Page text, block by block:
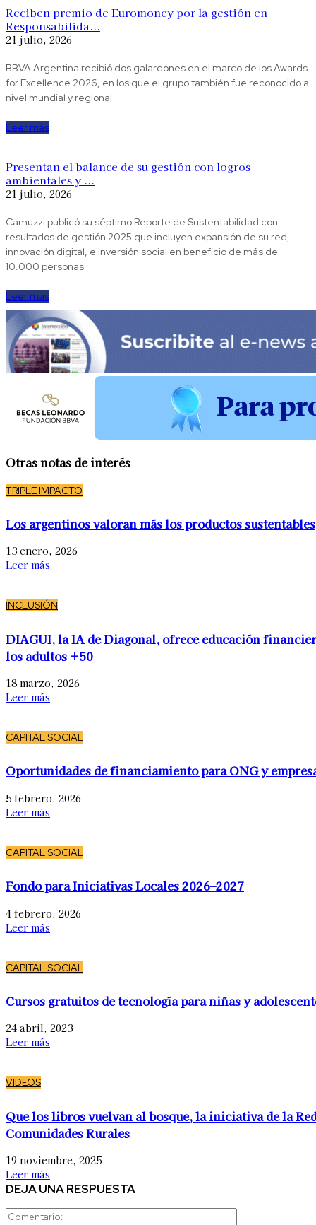
Reciben premio de Euromoney por la gestión en
Responsabilida...
21 julio, 2026
BBVA Argentina recibió dos galardones en el marco de los Awards
for Excellence 2026, en los que el grupo también fue reconocido a
nivel mundial y regional
Leer más
Presentan el balance de su gestión con logros
ambientales y ...
21 julio, 2026
Camuzzi publicó su séptimo Reporte de Sustentabilidad con
resultados de gestión 2025 que incluyen expansión de su red,
innovación digital, e inversión social en beneficio de más de
10.000 personas
Leer más
Otras notas de interés
TRIPLE IMPACTO
Los argentinos valoran más los productos sustentables
13 enero, 2026
Leer más
INCLUSIÓN
DIAGUI, la IA de Diagonal, ofrece educación
los adultos +50
18 marzo, 2026
Leer más
CAPITAL SOCIAL
Oportunidades de financiamiento para ONG y
5 febrero, 2026
Leer más
CAPITAL SOCIAL
Fondo para Iniciativas Locales 2026–2027
4 febrero, 2026
Leer más
CAPITAL SOCIAL
Cursos gratuitos de tecnología para niñas y
24 abril, 2023
Leer más
VIDEOS
Que los libros vuelvan al bosque, la iniciativa de la
Comunidades Rurales
19 noviembre, 2025
Leer más
DEJA UNA RESPUESTA